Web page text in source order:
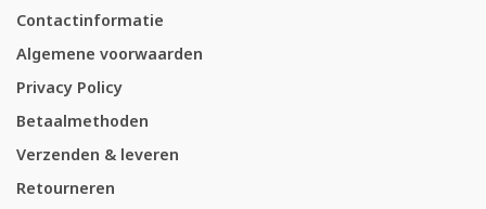
Contactinformatie
Algemene voorwaarden
Privacy Policy
Betaalmethoden
Verzenden & leveren
Retourneren